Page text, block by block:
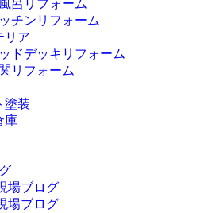
呂リフォーム
チンリフォーム
リア
ドデッキリフォーム
リフォーム
塗装
庫
場ブログ
場ブログ